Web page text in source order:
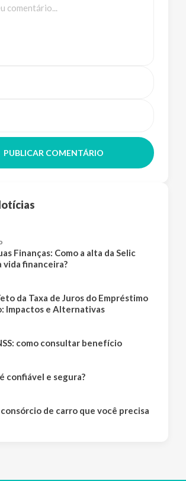
PUBLICAR COMENTÁRIO
Finanças: Como a alta da Selic
vida financeira?
da Taxa de Juros do Empréstimo
Impactos e Alternativas
como consultar benefício
confiável e segura?
de carro que você precisa